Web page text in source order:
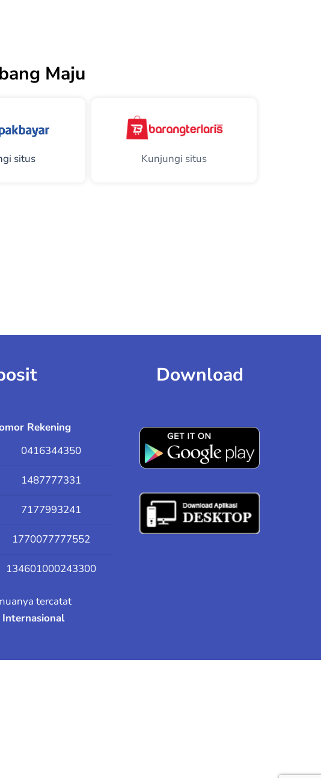
Maju
situs Kunjungi situs
Rekening
0416344350
1487777331
7177993241
1770077777552
134601000243300
tercatat
Internasional
Download